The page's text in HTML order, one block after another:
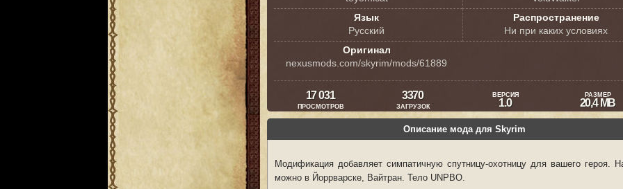
Язык
Русский
Распространение
Ни при каких условиях
Оригинал
nexusmods.com/skyrim/mods/61889
17 031
ПРОСМОТРОВ
3370
ЗАГРУЗОК
ВЕРСИЯ
1.0
РАЗМЕР
20,4 MB
Описание мода для Skyrim
Модификация добавляет симпатичную спутницу-охотницу для вашего героя.
можно в Йоррварске, Вайтран. Тело UNPBO.